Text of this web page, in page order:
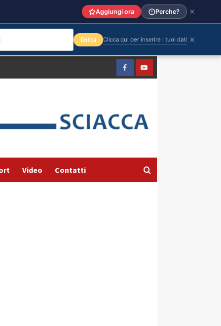
FacebookYountube
Video Contatti
Aggiungi ora Perche?
Entra Clicca qui per inserire i tuoi dati